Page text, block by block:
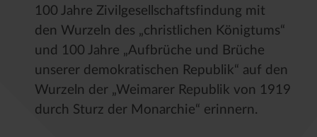
100 Jahre Zivilgesellschaftsfindung mit
den Wurzeln des „christlichen Königtums“
und 100 Jahre „Aufbrüche und Brüche
unserer demokratischen Republik“ auf den
Wurzeln der „Weimarer Republik von 1919
durch Sturz der Monarchie“ erinnern.